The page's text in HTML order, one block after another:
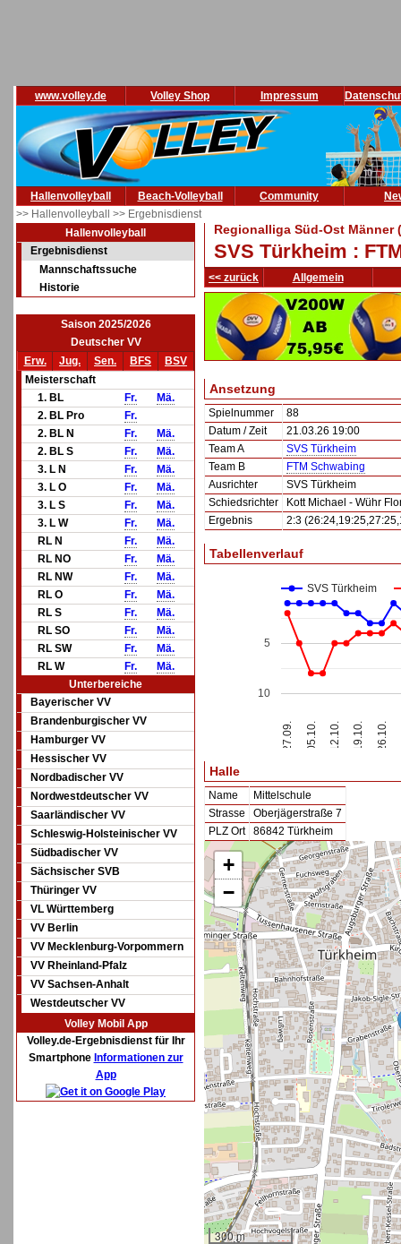
www.volley.de Volley Shop Impressum
Hallenvolleyball Beach-Volleyball Community
>> Hallenvolleyball >> Ergebnisdienst
Hallenvolleyball
Ergebnisdienst
Mannschaftssuche
Historie
Saison 2025/2026
Deutscher VV
Erw.
Jug. Sen. BFS
BSV
Meisterschaft
1. BL
Fr.
Mä.
2. BL Pro
Fr.
2. BL N
Fr.
Mä.
2. BL S
Fr.
Mä.
3. L N
Fr.
Mä.
3. L O
Fr.
Mä.
3. L S
Fr.
Mä.
3. L W
Fr.
Mä.
RL N
Fr.
Mä.
RL NO
Fr.
Mä.
RL NW
Fr.
Mä.
RL O
Fr.
Mä.
RL S
Fr.
Mä.
RL SO
Fr.
Mä.
RL SW
Fr.
Mä.
RL W
Fr.
Mä.
Unterbereiche
Bayerischer VV
Brandenburgischer VV
Hamburger VV
Hessischer VV
Nordbadischer VV
Nordwestdeutscher VV
Saarländischer VV
Schleswig-Holsteinischer VV
Südbadischer VV
Sächsischer SVB
Thüringer VV
VL Württemberg
VV Berlin
VV Mecklenburg-Vorpommern
VV Rheinland-Pfalz
VV Sachsen-Anhalt
Westdeutscher VV
Volley Mobil App
Volley.de-Ergebnisdienst für Ihr
Smartphone Informationen zur
App
Regionalliga Süd-Ost Männer
SVS Türkheim :
<< zurück Allgemein
Ansetzung
Spielnummer
88
Datum / Zeit
21.03.26 19:00
Team A
SVS Türkheim
Team B
FTM Schwabing
Ausrichter
SVS Türkheim
Schiedsrichter
Kott Michael - Wühr
Ergebnis
2:3
Tabellenverlauf
SVS Türkheim
27.09. 05.10. 12.10. 19.10. 26.10.
5
10
Halle
Name
Mittelschule
Strasse
Oberjägerstraße 7
PLZ Ort
86842 Türkheim
+
−
300 m